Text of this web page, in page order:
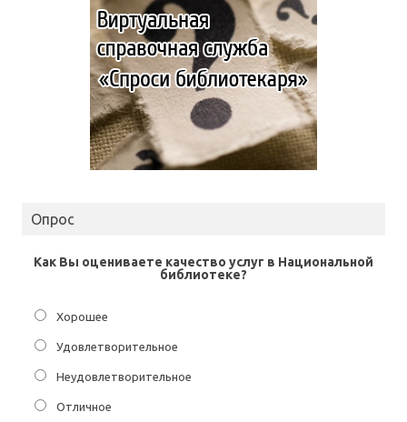
Опрос
Как Вы оцениваете качество услуг в Национальной
библиотеке?
Хорошее
Удовлетворительное
Неудовлетворительное
Отличное